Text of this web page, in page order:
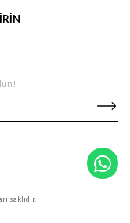
saklıdır.